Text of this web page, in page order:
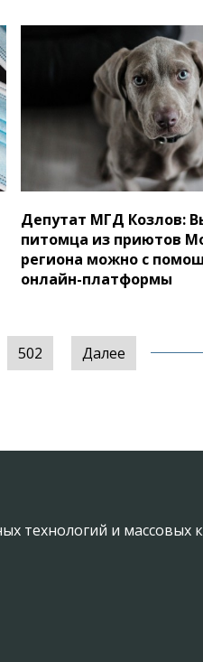
Депутат МГД Козлов:
питомца из приютов
региона можно с
онлайн-платформы
502 Далее
технологий и массовых